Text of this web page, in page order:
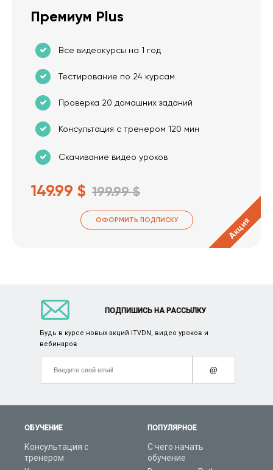
Премиум Plus
Все видеокурсы на 1 год
Тестирование по 24 курсам
Проверка 20 домашних заданий
Консультация с тренером 120 мин
Скачивание видео уроков
149.99 $ 199.99 $
ОФОРМИТЬ ПОДПИСКУ Акция
ОБУЧЕНИЕ
Консультация с
тренером
ПОПУЛЯРНОЕ
С чего начать
обучение
ПОДПИШИСЬ НА РАССЫЛКУ
Будь в курсе новых акций ITVDN, видео уроков и
вебинаров
@